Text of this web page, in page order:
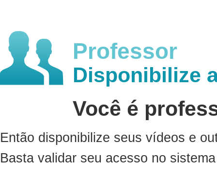
Professor
Disponibilize
Você é
Então disponibilize seus vídeos e
Basta validar seu acesso no